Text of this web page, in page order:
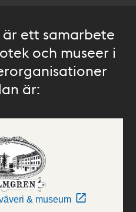
ett samarbete
och museer i
är:
& museum